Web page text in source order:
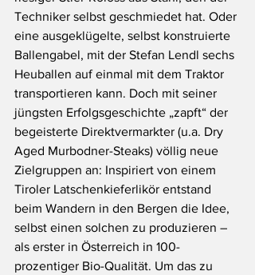
Techniker selbst geschmiedet hat. Oder
eine ausgeklügelte, selbst konstruierte
Ballengabel, mit der Stefan Lendl sechs
Heuballen auf einmal mit dem Traktor
transportieren kann. Doch mit seiner
jüngsten Erfolgsgeschichte „zapft“ der
begeisterte Direktvermarkter (u.a. Dry
Aged Murbodner-Steaks) völlig neue
Zielgruppen an: Inspiriert von einem
Tiroler Latschenkieferlikör entstand
beim Wandern in den Bergen die Idee,
selbst einen solchen zu produzieren –
als erster in Österreich in 100-
prozentiger Bio-Qualität. Um das zu